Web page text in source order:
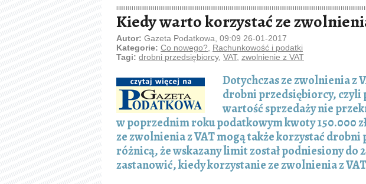
Kiedy warto korzystać ze
Autor: Gazeta Podatkowa, 09:09 26-01-2017
Kategorie: Co nowego? Rachunkowość i podatki
Tagi: drobni przedsiębiorcy, VAT, zwolnienie z VAT
Dotychczas ze zwolnienia z
drobni przedsiębiorcy, czyli
wartość sprzedaży nie
w poprzednim roku podatkowym kwoty 150.000
ze zwolnienia z VAT mogą także korzystać drobni
różnicą, że wskazany limit został podniesiony do
zastanowić, kiedy korzystanie ze zwolnienia z